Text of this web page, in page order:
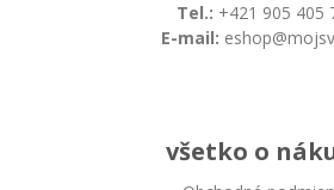
Tel.: +421 905 405
E-mail:
všetko o